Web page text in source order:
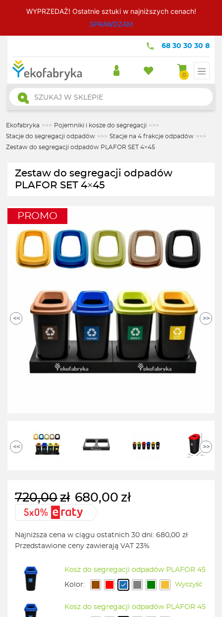
WYPRZEDAŻ! Ostatnie sztuki w najniższych cenach!
SPRAWDZAM
68 30 30 30 8
0
Wyszukiwarka
produktów
Ekofabryka >>> Pojemniki i kosze do segregacji >>>
Stacje do segregacji odpadów >>> Stacje na 4 frakcje odpadów >>>
Zestaw do segregacji odpadów PLAFOR SET 4×45
Zestaw do segregacji odpadów
PLAFOR SET 4×45
PROMO
<< >>
<< >>
720,00 zł
Pierwotna
cena
wynosiła:
720,00zł.
680,00 zł
Aktualna
cena
wynosi:
680,00zł.
Najniższa cena w ciągu ostatnich 30 dni: 680,00 zł
Przedstawione ceny zawierają VAT 23%
Kosz do segregacji odpadów PLAFOR 45
Kolor: Wyczyść
Kosz do segregacji odpadów PLAFOR 45